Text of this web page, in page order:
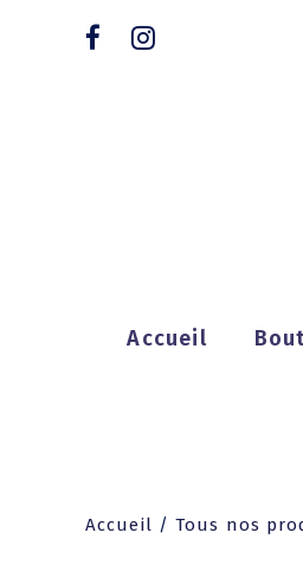
Accueil
Accueil /Tous nos